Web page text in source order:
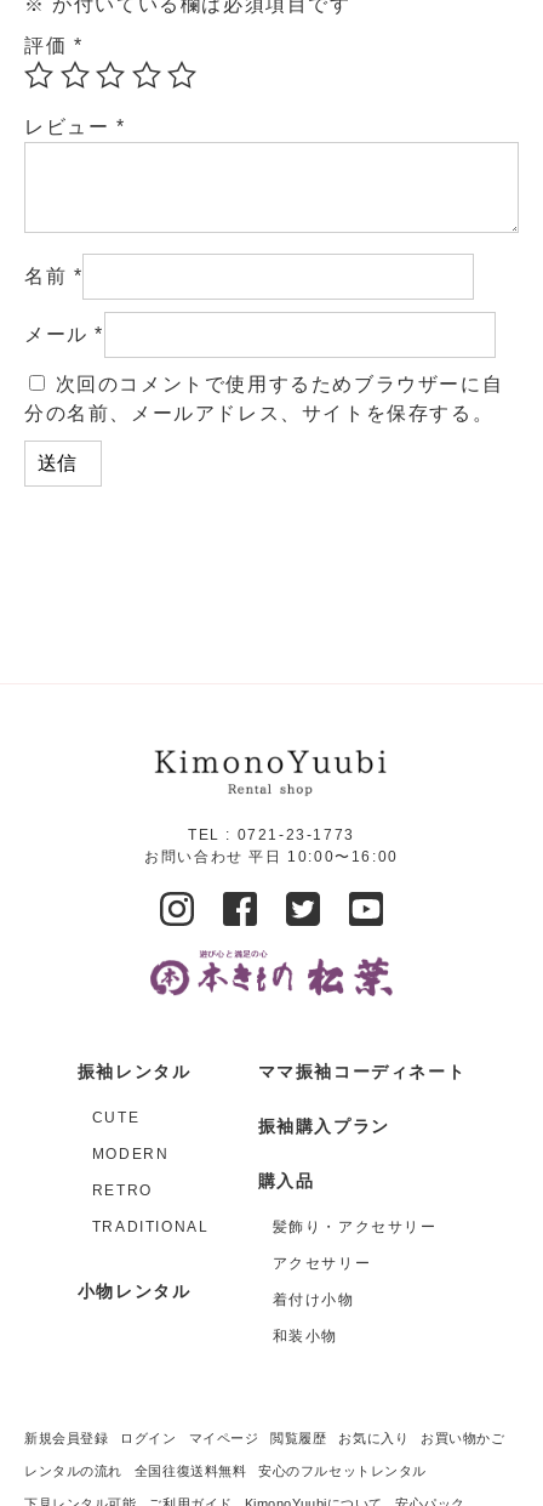
評価 *
レビュー *
名前 *
メール*
次回のコメントで使用するためブラウザーに自
分の名前、メールアドレス、サイトを保存する。
TEL : 0721-23-1773
お問い合わせ 平日 10:00〜16:00
振袖レンタル
CUTE
MODERN
RETRO
TRADITIONAL
小物レンタル
ママ振袖コーディネート
振袖購入プラン
購入品
髪飾り・アクセサリー
アクセサリー
着付け小物
和装小物
新規会員登録 ログイン マイページ 閲覧履歴 お気に入り お買い物かご
レンタルの流れ 全国往復送料無料 安心のフルセットレンタル
下見レンタル可能 ご利用ガイド KimonoYuubiについて 安心パック